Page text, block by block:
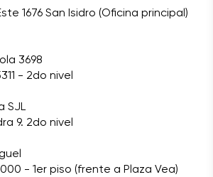
1676 San Isidro (Oficina principal)
3698
- 2do nivel
SJL
9. 2do nivel
- 1er piso (frente a Plaza Vea)